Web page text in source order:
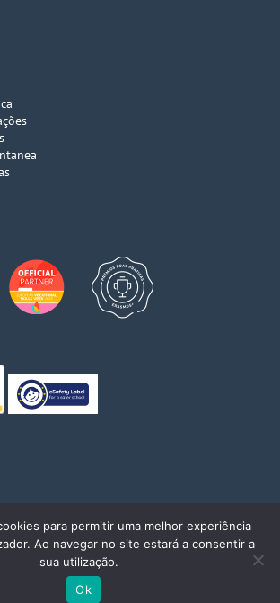
linkedinyoutubeinstagram
para permitir uma melhor experiência
Ao navegar no site estará a consentir a
sua utilização.
Ok